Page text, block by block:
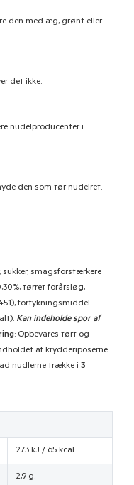
den med æg, grønt eller
det ikke.
nudelproducenter i
den som tør nudelret.
sukker, smagsforstærkere
tørret forårsløg,
fortykningsmiddel
Kan indeholde spor af
: Opbevares tørt og
af krydderiposerne
nudlerne trække i 3
273 kJ / 65 kcal
2,9 g.